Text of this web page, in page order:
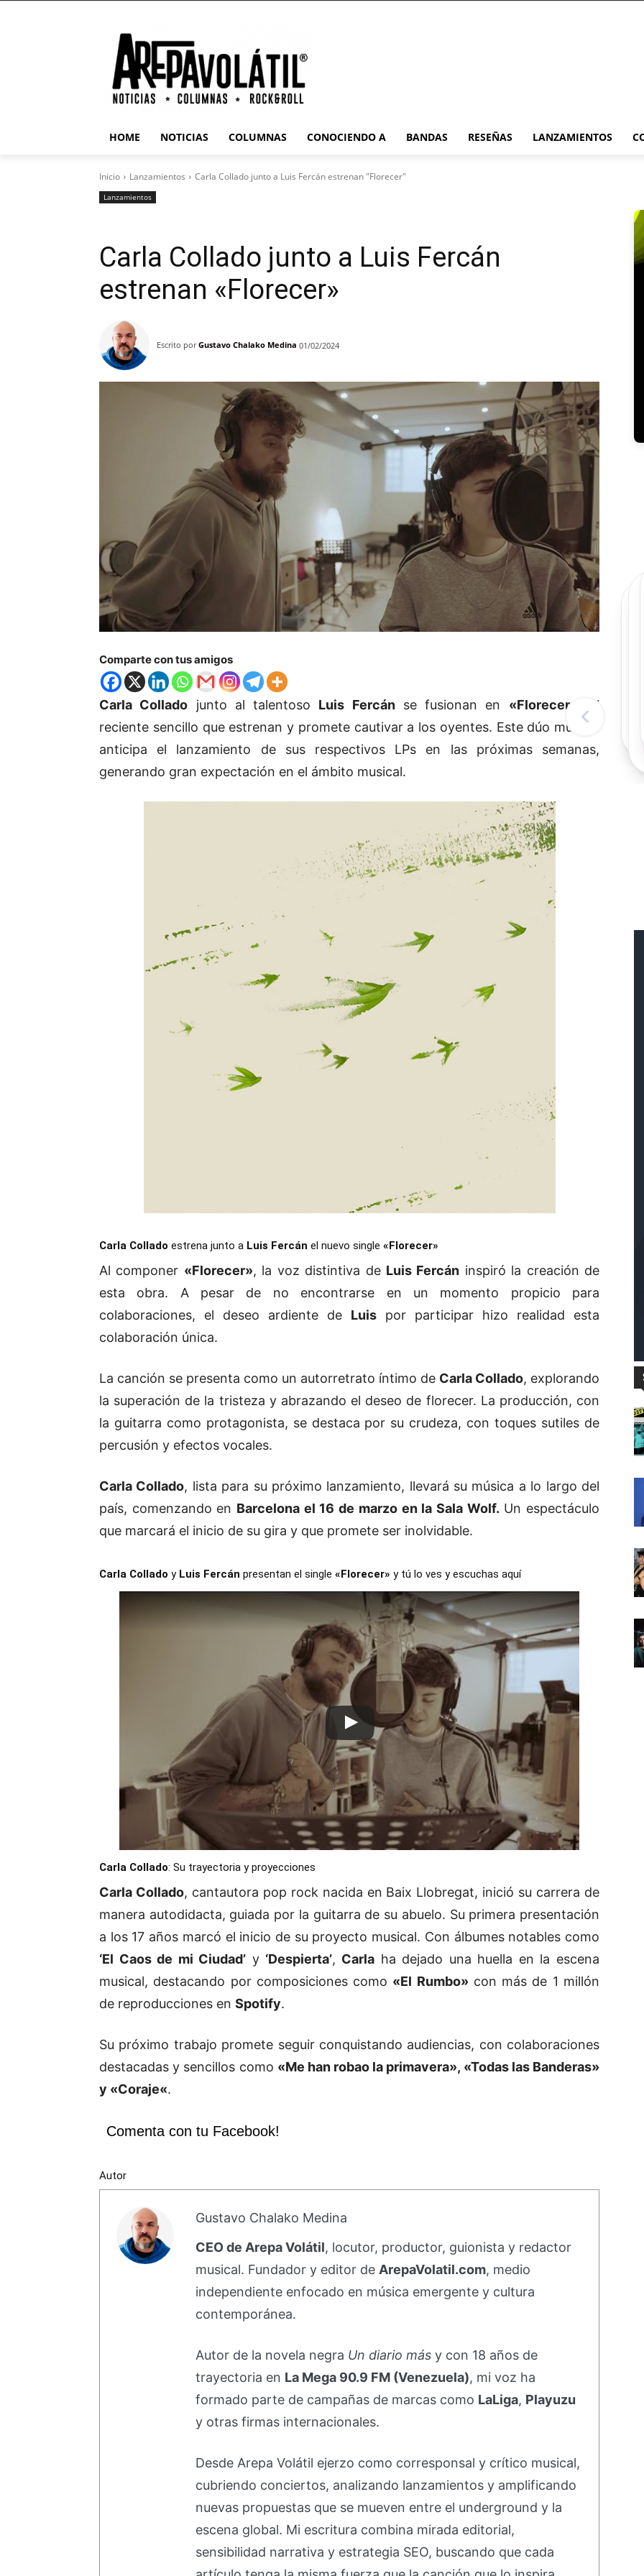
HOME NOTICIAS COLUMNAS CONOCIENDO A BANDAS RESEÑAS LANZAMIENTOS
Inicio Lanzamientos Carla Collado junto a Luis Fercán estrenan "Florecer"
Lanzamientos
Carla Collado junto a Luis Fercán
estrenan «Florecer»
Escrito por Gustavo Chalako Medina 01/02/2024
Comparte con tus amigos
Carla Collado junto al talentoso Luis Fercánse fusionan en «Florecer»
, el
reciente sencillo que estrenan y promete cautivar a los oyentes. Este dúo musical
anticipa el lanzamiento de sus respectivos LPs en las próximas semanas,
generando gran expectación en el ámbito musical.
Carla Collado estrena junto a Luis Fercán el nuevo single «Florecer»
Al componer «Florecer», la voz distintiva de Luis Fercán inspiró la creación de
esta obra. A pesar de no encontrarse en un momento propicio para
colaboraciones, el deseo ardiente de Luis por participar hizo realidad esta
colaboración única.
La canción se presenta como un autorretrato íntimo de Carla Collado, explorando
la superación de la tristeza y abrazando el deseo de florecer. La producción, con
la guitarra como protagonista, se destaca por su crudeza, con toques sutiles de
percusión y efectos vocales.
Carla Collado, lista para su próximo lanzamiento, llevará su música a lo largo del
país, comenzando en Barcelona el 16 de marzo en la Sala Wolf. Un espectáculo
que marcará el inicio de su gira y que promete ser inolvidable.
Carla Collado y Luis Fercán presentan el single «Florecer» y tú lo ves y escuchas aquí
Carla Collado: Su trayectoria y proyecciones
Carla Collado, cantautora pop rock nacida en Baix Llobregat, inició su carrera de
manera autodidacta, guiada por la guitarra de su abuelo. Su primera presentación
a los 17 años marcó el inicio de su proyecto musical. Con álbumes notables como
‘El Caos de mi Ciudad’ y ‘Despierta’, Carla ha dejado una huella en la escena
musical, destacando por composiciones como «El Rumbo»con más de 1 millón
de reproducciones en Spotify.
Su próximo trabajo promete seguir conquistando audiencias, con colaboraciones
destacadas y sencillos como «Me han robao la primavera», «Todas las Banderas»
y «Coraje«.
Comenta con tu Facebook!
Autor
Gustavo Chalako Medina
CEO de Arepa Volátil, locutor, productor, guionista y redactor
musical. Fundador y editor de ArepaVolatil.com, medio
independiente enfocado en música emergente y cultura
contemporánea.
Autor de la novela negra Un diario másy con 18 años de
trayectoria en La Mega 90.9 FM (Venezuela), mi voz ha
formado parte de campañas de marcas como LaLiga, Playuzu
y otras firmas internacionales.
Desde Arepa Volátil ejerzo como corresponsal y crítico musical,
cubriendo conciertos, analizando lanzamientos y amplificando
nuevas propuestas que se mueven entre el underground y la
escena global. Mi escritura combina mirada editorial,
sensibilidad narrativa y estrategia SEO, buscando que cada